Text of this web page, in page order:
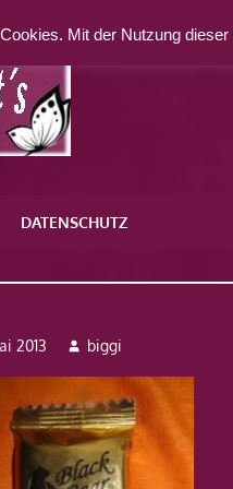
DATENSCHUTZ
2013 biggi
Mit der Nutzung